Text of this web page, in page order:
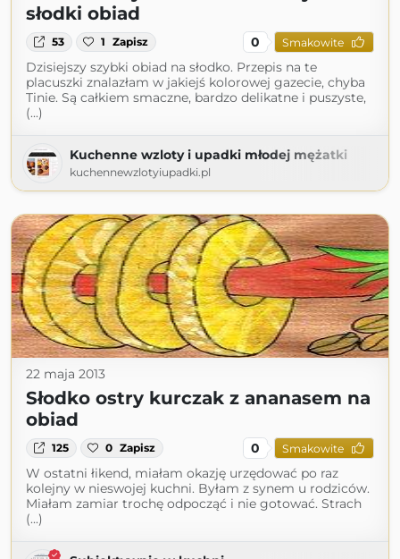
słodki obiad
53 1 Zapisz 0 Smakowite
Dzisiejszy szybki obiad na słodko. Przepis na te
placuszki znalazłam w jakiejś kolorowej gazecie, chyba
Tinie. Są całkiem smaczne, bardzo delikatne i puszyste,
(...)
Kuchenne wzloty i upadki młodej mężatki
kuchennewzlotyiupadki.pl
22 maja 2013
Słodko ostry kurczak z ananasem na
obiad
125 0 Zapisz 0 Smakowite
W ostatni łikend, miałam okazję urzędować po raz
kolejny w nieswojej kuchni. Byłam z synem u rodziców.
Miałam zamiar trochę odpocząć i nie gotować. Strach
(...)